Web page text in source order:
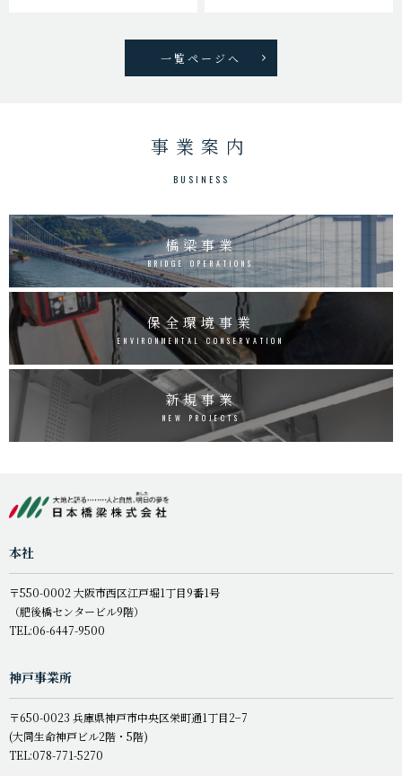
一覧ページへ
事業案内
BUSINESS
橋梁事業
BRIDGE OPERATIONS
保全環境事業
ENVIRONMENTAL CONSERVATION
新規事業
NEW PROJECTS
本社
〒550-0002 大阪市西区江戸堀1丁目9番1号
（肥後橋センタービル9階）
TEL:06-6447-9500
神戸事業所
〒650-0023 兵庫県神戸市中央区栄町通1丁目2−7
(大同生命神戸ビル2階・5階)
TEL:078-771-5270